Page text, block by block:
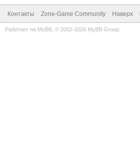
Контакты Zone-Game Community Наверх
Работает на MyBB , © 2002-2026 MyBB Group